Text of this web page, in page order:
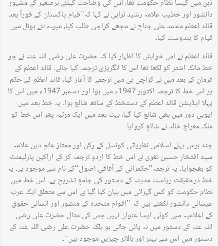
ذہن میں کیسا نظام حکومت تھا، اس کی وضاحت کیلئے برصغیر کے مشہور
دانشور اور خطیب علامہ رشید ترابی نے کہا کہ’’قیام پاکستان کے فوراً بعد
قائد اعظم محمد علی جناح نے مجھے کراچی طلب کیا، میرے لئے ہوٹل میں
قیام کا بندوست کیا۔
قائد اعظم نے اس خواہش کا اظہار کیا کہ حضرت علی رضی اللہ عنہ نے جو
خط مالک اشتر کو لکھا تھا اس کا انگریزی ترجمہ کیا جائے۔ قائد اعظم کے
فرمان کے بعد میں نے کراچی ہی میں ترجمے کا آغاز کیا، قائد اعظم کے حکم
پر اس خط کا ترجمہ اکتوبر 1947ء میں ہوا اور دسمبر 1947ء میں اس کا
پہلا ایڈیشن قائد اعظم کے دستخط کے ساتھ شائع ہوا۔ یہ خط بعد میں
ایوبی دور میں بھی شائع کیا گیا، بہت بعد میں ایک مرتبہ پھر اس خط کو
ملک معراج خالد نے شائع کروایا۔
چند برس پہلے اسلامی نظریاتی کونسل کے رکن اور ممتاز عالم دین علامہ
سید افتخار حسین نقوی نے اس خط کا اردو ترجمہ کر کے اراکین پارلیمنٹ
کو بھجوایا۔ یہ ترجمہ’’حکمرانی کے آفاقی اصول‘‘کے نام سے موجود ہے۔ یہ
خط درحقیقت ریاست مدینہ کے دستور کی جامع تشریح ہے۔ اس خط میں
نظام حکومت کو کس گہرائی میں بیان کیا گیا ہے اس سے متعلق ایک عرب
عیسائی دانشور لکھتے ہیں کہ ’’اقوام متحدہ کے منشور اور انسانی حقوق
کے اعلامیہ میں کوئی ایسا عنوان نہیں جس کی مثال حضرت علی رضی
اللہ عنہ کے دستور میں نہ پائی جاتی ہو بلکہ حضرت علی رضی اللہ عنہ کے
دستور میں اس سے بہتر اور بالاتر چیزیں موجود ہیں‘‘۔